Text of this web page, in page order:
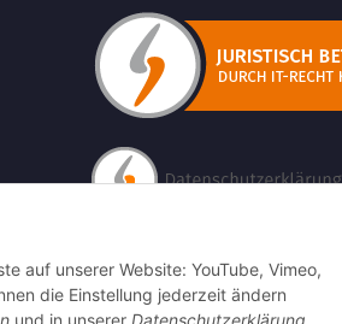
auf unserer Website: YouTube, Vimeo,
die Einstellung jederzeit ändern